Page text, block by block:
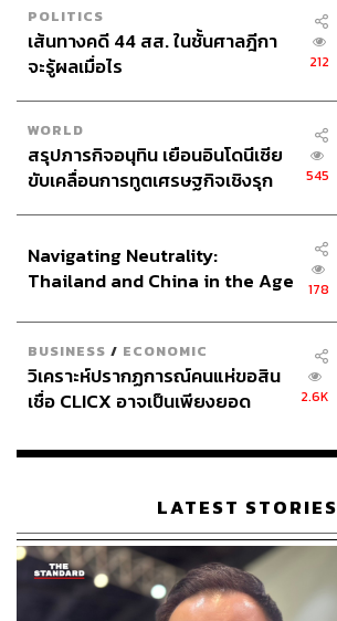
POLITICS
เส้นทางคดี 44 สส. ในชั้นศาลฎีกา
จะรู้ผลเมื่อไร
212
WORLD
สรุปภารกิจอนุทิน เยือนอินโดนีเซีย
ขับเคลื่อนการทูตเศรษฐกิจเชิงรุก
545
Navigating Neutrality:
Thailand and China in the Age
178
BUSINESS / ECONOMIC
วิเคราะห์ปรากฏการณ์คนแห่ขอสิน
เชื่อ CLICX อาจเป็นเพียงยอด
เรือนไทยที่ถูกซุกไว้
2.6K
LATEST STORIES